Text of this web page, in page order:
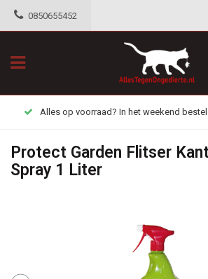
0850655452
Alles op voorraad? In het weekend
Protect Garden Flitser
Spray 1 Liter